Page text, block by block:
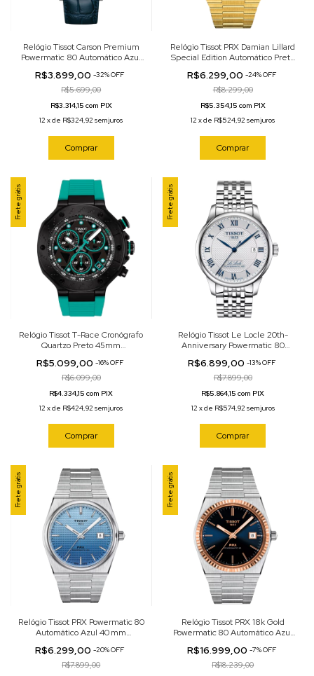
Relógio Tissot Carson Premium
Powermatic 80 Automático Azul
R$3.899,00-32%OFF
R$5.699,00
R$3.314,15 com PIX
12 xde R$324,92 sem juros
Comprar
Relógio Tissot PRX Damian Lillard
Special Edition Automático Preto
R$6.299,00 -24%OFF
R$8.299,00
R$5.354,15 com PIX
12 xde R$524,92 sem juros
Comprar
Frete grátis
Relógio Tissot T-Race Cronógrafo
Quartzo Preto 45mm
R$5.099,00 -16%OFF
R$6.099,00
R$4.334,15 com PIX
12 xde R$424,92 sem juros
Comprar
Frete grátis
Relógio Tissot Le Locle 20th-
Anniversary Powermatic 80
T006.407.11.033.03
R$6.899,00 -13%OFF
R$7.899,00
R$5.864,15 com PIX
12 xde R$574,92 sem juros
Comprar
Frete grátis
Relógio Tissot PRX Powermatic 80
Automático Azul 40 mm
R$6.299,00-20%OFF
R$7.899,00
Frete grátis
Relógio Tissot PRX 18k Gold
Powermatic 80 Automático Azul
R$16.999,00 -7%OFF
R$18.239,00